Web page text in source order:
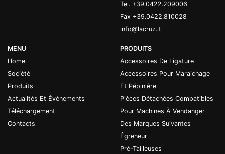
Tel. +39.0422.209006
Fax +39.0422.810028
info@lacruz.it
MENU
Home
Société
Produits
Actualités Et Événements
Téléchargement
Contacts
PRODUITS
Accessoires De Ligature
Accessoires Pour Maraichage
Et Pépinière
Pièces Détachées Compatibles
Pour Machines À Vendanger
Des Marques Suivantes
Égreneur
Pré-Tailleuses